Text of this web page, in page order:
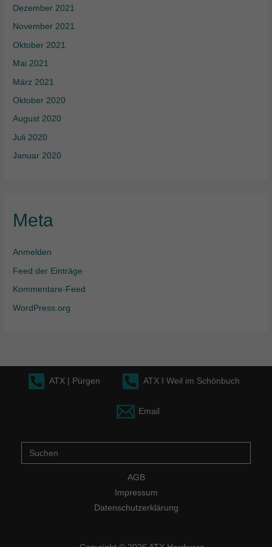
Dezember 2021
November 2021
Oktober 2021
Mai 2021
März 2021
Oktober 2020
August 2020
Juli 2020
Januar 2020
Meta
Anmelden
Feed der Einträge
Kommentare-Feed
WordPress.org
ATX | Pürgen ATX I Weil im Schönbuch
Email
Suche
nach:
AGB
Impressum
Datenschutzerklärung